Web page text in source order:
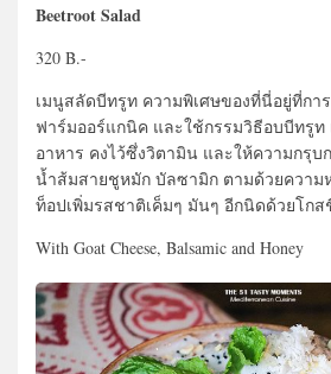
Beetroot Salad
320 B.-
เมนูสลัดบีทรูท ความพิเศษของที่นี่อยู่ที่กา
ฟาร์มออร์แกนิค และใช้กรรมวิธีอบบีทรูท
อาหาร คงไว้ซึ่งวิตามิน และให้ความกรุบ
น้ำส้มสายชูหมัก บัลซามิก ตามด้วยความ
ท็อปเพิ่มรสชาติเค็มๆ มันๆ อีกนิดด้วยโกส
With Goat Cheese, Balsamic and Honey